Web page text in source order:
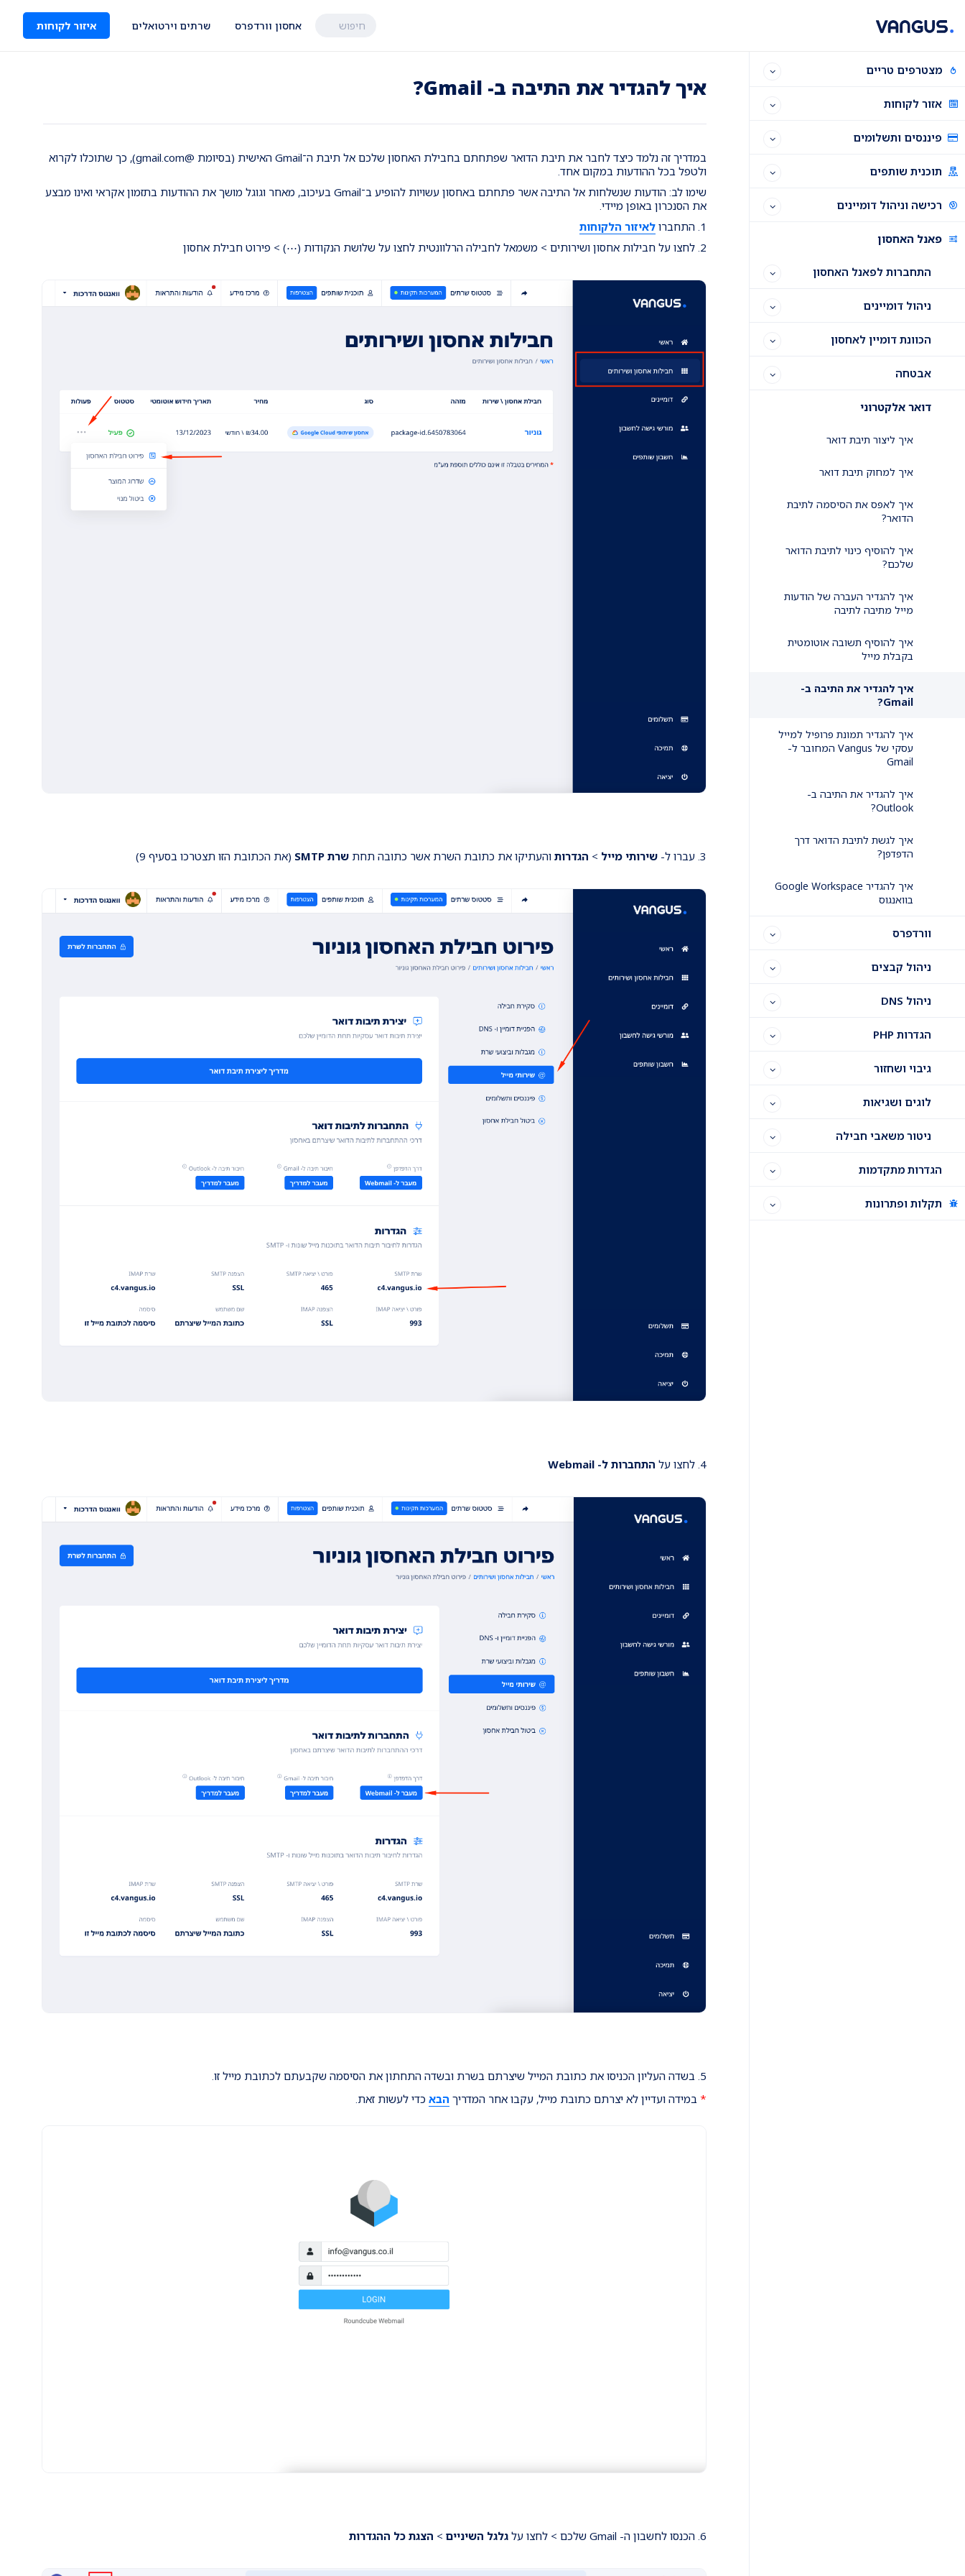
content
main
footer
חיפוש אחסון וורדפרס שרתים וירטואלים איזור לקוחות
איך להגדיר את התיבה ב- Gmail?
במדריך זה נלמד כיצד לחבר את תיבת הדואר שפתחתם בחבילת האחסון שלכם אל תיבת ה־Gmail האישית (בסיומת @gmail.com), כך שתוכלו לקרוא
ולטפל בכל ההודעות במקום אחד.
שימו לב: הודעות שנשלחות אל התיבה אשר פתחתם באחסון עשויות להופיע ב־Gmail בעיכוב, מאחר וגוגל מושך את ההודעות בתזמון אקראי ואינו מבצע
את הסנכרון באופן מיידי.
1. התחברו
לאיזור הלקוחות
2. לחצו על חבילות אחסון ושירותים > משמאל לחבילה הרלוונטית לחצו על שלושת הנקודות (⋯) > פירוט חבילת אחסון
3. עברו ל- שירותי מייל > הגדרותוהעתיקו את כתובת השרת אשר כתובה תחת שרת SMTP (את הכתובת הזו תצטרכו בסעיף 9)
4. לחצו על התחברות ל- Webmail
5. בשדה העליון הכניסו את כתובת המייל שיצרתם בשרת ובשדה התחתון את הסיסמה שקבעתם לכתובת מייל זו.
* במידה ועדיין לא יצרתם כתובת מייל, עקבו אחר המדריך הבאכדי לעשות זאת.
6. הכנסו לחשבון ה- Gmail שלכם > לחצו על גלגל השיניים> הצגת כל ההגדרות
מצטרפים טריים
אזור לקוחות
פיננסים ותשלומים
תוכנית שותפים
רכישה וניהול דומיינים
פאנל האחסון
התחברות לפאנל האחסון
ניהול דומיינים
הכוונת דומיין לאחסון
אבטחה
דואר אלקטרוני
איך ליצור תיבת דואר
איך למחוק תיבת דואר
איך לאפס את הסיסמה לתיבת
הדואר?
איך להוסיף כינוי לתיבת הדואר
שלכם?
איך להגדיר העברה של הודעות
מייל מתיבה לתיבה
איך להוסיף תשובה אוטומטית
בקבלת מייל
איך להגדיר את התיבה ב-
Gmail?
איך להגדיר תמונת פרופיל למייל
עסקי של Vangus המחובר ל-
Gmail
איך להגדיר את התיבה ב-
Outlook?
איך לגשת לתיבת הדואר דרך
הדפדפן?
איך להגדיר Google Workspace
בוואנגוס
וורדפרס
ניהול קבצים
ניהול DNS
הגדרות PHP
גיבוי ושחזור
לוגים ושגיאות
ניטור משאבי חבילה
הגדרות מתקדמות
תקלות ופתרונות